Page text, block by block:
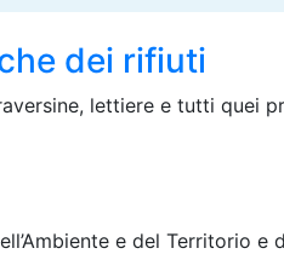
dei rifiuti
lettiere e tutti quei
e del Territorio